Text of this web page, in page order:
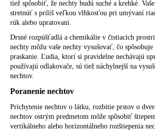
tiež spôsobiť, že nechty budú suché a krehké.
stretnúť s príliš veľkou vlhkosťou pri umývaní
rúk alebo upratovaní.
Drsné rozpúšťadlá a chemikálie v čistiacich
nechty môžu vaše nechty vysušovať, čo
praskanie. Ľudia, ktorí si pravidelne nechávajú
používajú odlakovače, sú tiež náchylnejší na
nechtov.
Poranenie nechtov
Prichytenie nechtov o látku, rozbitie prstov o
nechtov ostrým predmetom môže spôsobiť
vertikálneho alebo horizontálneho rozštiepenia